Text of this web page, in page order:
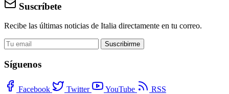
Suscríbete
Recibe las últimas noticias de Italia directamente en tu correo.
Suscribirme
Síguenos
Facebook Twitter YouTube RSS